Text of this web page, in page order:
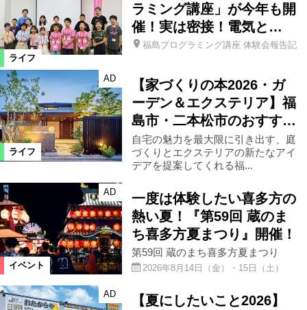
ライフ
ラミング講座」が今年も開
催！実は密接！電気と…
福島プログラミング講座 体験会報告記
ライフ
AD
【家づくりの本2026・ガ
ーデン＆エクステリア】福
島市・二本松市のおすす…
自宅の魅力を最大限に引き出す、庭
づくりとエクステリアの新たなアイ
デアを提案してくれる福...
イベント
AD
一度は体験したい喜多方の
熱い夏！『第59回 蔵のま
ち喜多方夏まつり』開催！
第59回 蔵のまち喜多方夏まつり
2026年8月14日（金）・15日（土）
AD
【夏にしたいこと2026】